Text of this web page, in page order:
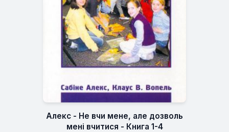
Алекс - Не вчи мене, але дозволь
мені вчитися - Книга 1-4